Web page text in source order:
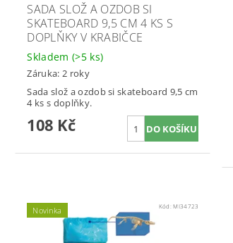
SADA SLOŽ A OZDOB SI
SKATEBOARD 9,5 CM 4 KS S
DOPLŇKY V KRABIČCE
Skladem (>5 ks)
Záruka: 2 roky
Sada slož a ozdob si skateboard 9,5 cm
4 ks s doplňky.
108 Kč
Novinka Kód:MI34723